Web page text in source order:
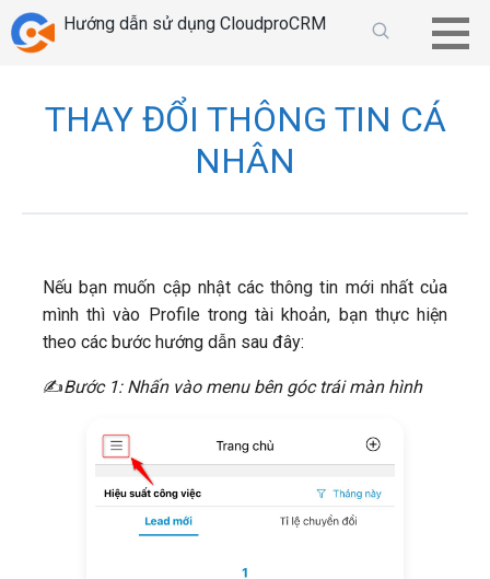
Chuyển
tới
Hướng dẫn sử dụng CloudproCRM
THAY ĐỔI THÔNG TIN CÁ
NHÂN
Nếu bạn muốn cập nhật các thông tin mới nhất của
mình thì vào Profile trong tài khoản, bạn thực hiện
theo các bước hướng dẫn sau đây:
​✍Bước 1: Nhấn vào menu bên góc trái màn hình